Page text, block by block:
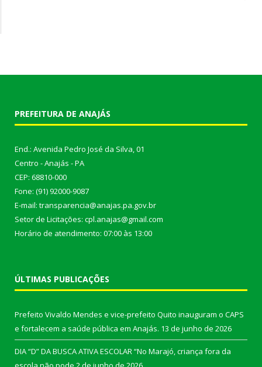
PREFEITURA DE ANAJÁS
End.: Avenida Pedro José da Silva, 01
Centro - Anajás - PA
CEP: 68810-000
Fone: (91) 92000-9087
E-mail: transparencia@anajas.pa.gov.br
Setor de Licitações: cpl.anajas@gmail.com
Horário de atendimento: 07:00 às 13:00
ÚLTIMAS PUBLICAÇÕES
Prefeito Vivaldo Mendes e vice-prefeito Quito inauguram o CAPS
e fortalecem a saúde pública em Anajás. 13 de junho de 2026
DIA “D” DA BUSCA ATIVA ESCOLAR “No Marajó, criança fora da